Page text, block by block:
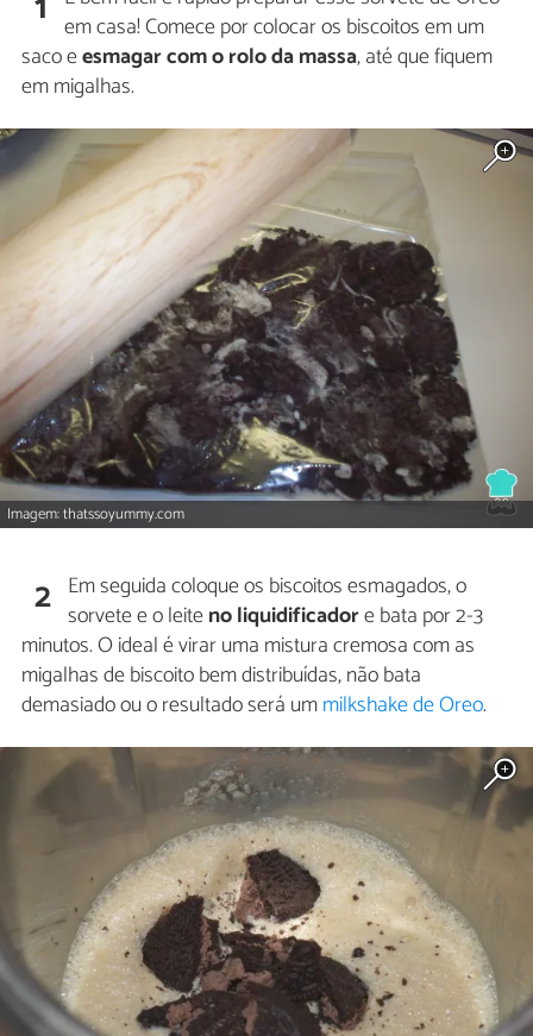
em casa! Comece por colocar os biscoitos em um
saco eesmagar com o rolo da massa, até que fiquem
em migalhas.
Imagem: thatssoyummy.com
2 Em seguida coloque os biscoitos esmagados, o
sorvete e o leiteno liquidificadore bata por 2-3
minutos. O ideal é virar uma mistura cremosa com as
migalhas de biscoito bem distribuídas, não bata
demasiado ou o resultado será ummilkshake de Oreo.